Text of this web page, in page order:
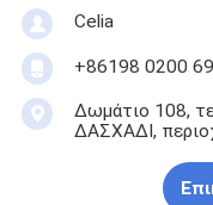
Celia
+86198 0200
Δωμάτιο 108,
ΔΑΣΧΑΔΙ,